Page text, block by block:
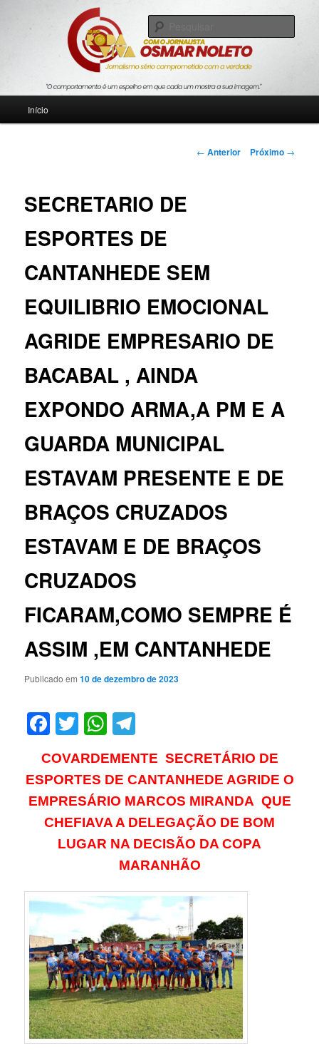
Blog Roda Viva
Jornalismo sério comprometido com a verdade
Início
Navegação
← Anterior Próximo →
SECRETARIO DE
ESPORTES DE
CANTANHEDE SEM
EQUILIBRIO EMOCIONAL
AGRIDE EMPRESARIO DE
BACABAL , AINDA
EXPONDO ARMA,A PM E A
GUARDA MUNICIPAL
ESTAVAM PRESENTE E DE
BRAÇOS CRUZADOS
ESTAVAM E DE BRAÇOS
CRUZADOS
FICARAM,COMO SEMPRE É
ASSIM ,EM CANTANHEDE
Publicado em10 de dezembro de 2023
Facebook
TwitterWhatsApp
COVARDEMENTE SECRETÁRIO DE
ESPORTES DE CANTANHEDE AGRIDE O
EMPRESÁRIO MARCOS MIRANDA QUE
CHEFIAVA A DELEGAÇÃO DE BOM
LUGAR NA DECISÃO DA COPA
MARANHÃO